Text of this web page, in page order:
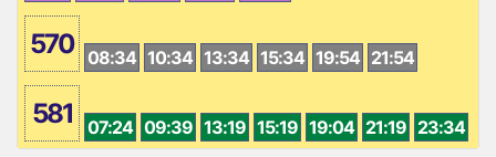
570 08:34 10:34 13:34 15:34 19:54 21:54
581 07:24 09:39 13:19 15:19 19:04 21:19 23:34